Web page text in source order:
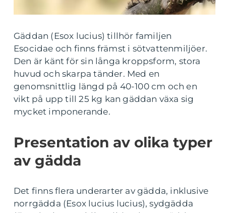
Gäddan (Esox lucius) tillhör familjen
Esocidae och finns främst i sötvattenmiljöer.
Den är känt för sin långa kroppsform, stora
huvud och skarpa tänder. Med en
genomsnittlig längd på 40-100 cm och en
vikt på upp till 25 kg kan gäddan växa sig
mycket imponerande.
Presentation av olika typer
av gädda
Det finns flera underarter av gädda, inklusive
norrgädda (Esox lucius lucius), sydgädda